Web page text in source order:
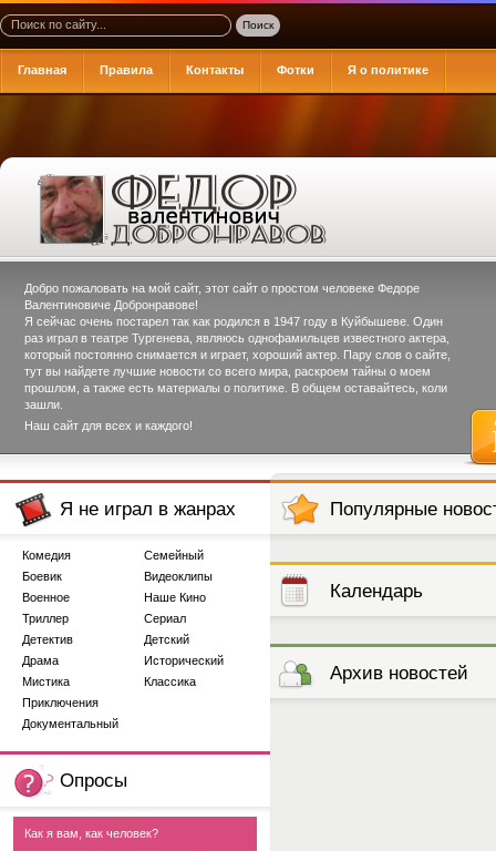
Главная Правила Контакты Фотки Я о политике
Добро пожаловать на мой сайт, этот сайт о простом человеке Федоре
Валентиновиче Добронравове!
Я сейчас очень постарел так как родился в 1947 году в Куйбышеве. Один
раз играл в театре Тургенева, являюсь однофамильцев известного актера,
который постоянно снимается и играет, хороший актер. Пару слов о сайте,
тут вы найдете лучшие новости со всего мира, раскроем тайны о моем
прошлом, а также есть материалы о политике. В общем оставайтесь, коли
зашли.
Наш сайт для всех и каждого!
Я не играл в жанрах
Комедия
Боевик
Военное
Триллер
Детектив
Драма
Мистика
Приключения
Документальный
Семейный
Видеоклипы
Наше Кино
Сериал
Детский
Исторический
Классика
Опросы
Как я вам, как человек?
Популярные
Календарь
выступлений
Архив новостей